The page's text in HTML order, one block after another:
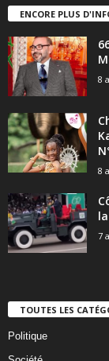
ENCORE PLUS
8
8
7
TOUTES LES
Politique